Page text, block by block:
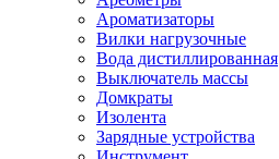
Ароматизаторы
Вилки нагрузочные
Вода дистиллированная
Выключатель массы
Домкраты
Изолента
Зарядные устройства